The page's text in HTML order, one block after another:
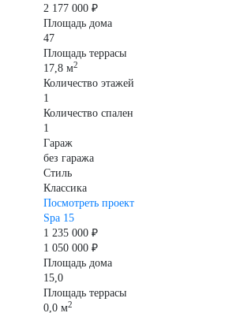
2 177 000 ₽
Площадь дома
47
Площадь террасы
17,8 м2
Количество этажей
1
Количество спален
1
Гараж
без гаража
Стиль
Классика
Посмотреть проект
Spa 15
1 235 000 ₽
1 050 000 ₽
Площадь дома
15,0
Площадь террасы
0,0 м2